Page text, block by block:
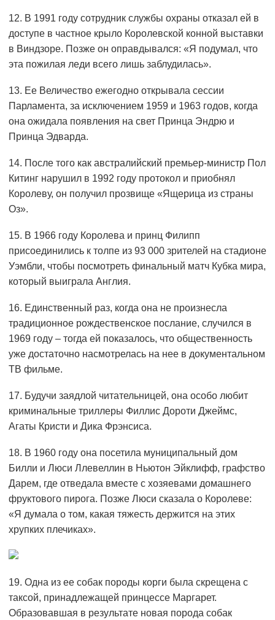
12. В 1991 году сотрудник службы охраны отказал ей в
доступе в частное крыло Королевской конной выставки
в Виндзоре. Позже он оправдывался: «Я подумал, что
эта пожилая леди всего лишь заблудилась».
13. Ее Величество ежегодно открывала сессии
Парламента, за исключением 1959 и 1963 годов, когда
она ожидала появления на свет Принца Эндрю и
Принца Эдварда.
14. После того как австралийский премьер-министр Пол
Китинг нарушил в 1992 году протокол и приобнял
Королеву, он получил прозвище «Ящерица из страны
Оз».
15. В 1966 году Королева и принц Филипп
присоединились к толпе из 93 000 зрителей на стадионе
Уэмбли, чтобы посмотреть финальный матч Кубка мира,
который выиграла Англия.
16. Единственный раз, когда она не произнесла
традиционное рождественское послание, случился в
1969 году – тогда ей показалось, что общественность
уже достаточно насмотрелась на нее в документальном
ТВ фильме.
17. Будучи заядлой читательницей, она особо любит
криминальные триллеры Филлис Дороти Джеймс,
Агаты Кристи и Дика Фрэнсиса.
18. В 1960 году она посетила муниципальный дом
Билли и Люси Ллевеллин в Ньютон Эйклифф, графство
Дарем, где отведала вместе с хозяевами домашнего
фруктового пирога. Позже Люси сказала о Королеве:
«Я думала о том, какая тяжесть держится на этих
хрупких плечиках».
19. Одна из ее собак породы корги была скрещена с
таксой, принадлежащей принцессе Маргарет.
Образовавшая в результате новая порода собак